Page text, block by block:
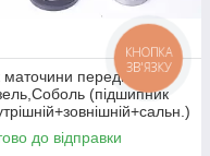
маточини переднiй
(пiдшипник
(NPS) 3302-2277185
до відправки
КНОПКА
ЗВ'ЯЗКУ